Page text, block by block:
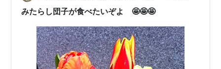
みたらし団子が食べたいぞよ 🤩🤩🤩